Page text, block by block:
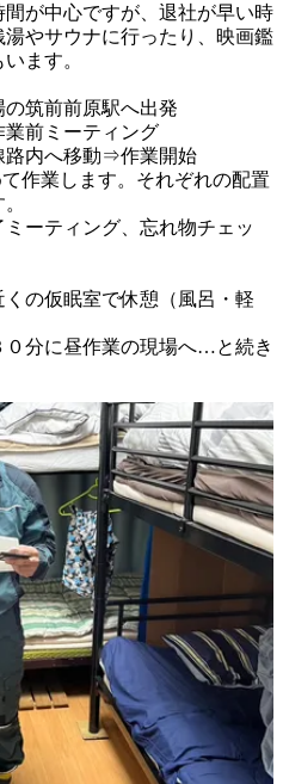
が中心ですが、退社が早い時
やサウナに行ったり、映画鑑
ます。
の筑前前原駅へ出発
前ミーティング
内へ移動⇒作業開始
ます。それぞれの配置
仕上げます。
ーティング、忘れ物チェッ
の仮眠室で休憩（風呂・軽
分に昼作業の現場へ…と続き